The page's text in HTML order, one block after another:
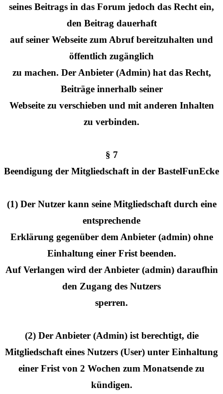
seines Beitrags in das Forum jedoch das Recht ein,
den Beitrag dauerhaft
auf seiner Webseite zum Abruf bereitzuhalten und
öffentlich zugänglich
zu machen. Der Anbieter (Admin) hat das Recht,
Beiträge innerhalb seiner
Webseite zu verschieben und mit anderen Inhalten
zu verbinden.
§ 7
Beendigung der Mitgliedschaft in der BastelFunEcke
(1) Der Nutzer kann seine Mitgliedschaft durch eine
entsprechende
Erklärung gegenüber dem Anbieter (admin) ohne
Einhaltung einer Frist beenden.
Auf Verlangen wird der Anbieter (admin) daraufhin
den Zugang des Nutzers
sperren.
(2) Der Anbieter (Admin) ist berechtigt, die
Mitgliedschaft eines Nutzers (User) unter Einhaltung
einer Frist von 2 Wochen zum Monatsende zu
kündigen.